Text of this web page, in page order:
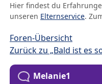
Hier findest du
unseren Elternservice.
Foren-Übersicht
Zurück zu „Bald ist es
Melanie1